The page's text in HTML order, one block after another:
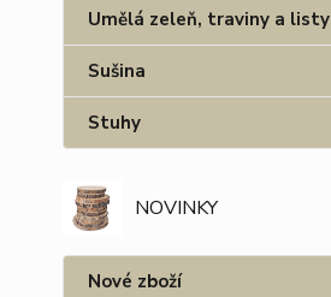
Umělá zeleň, traviny a listy
Sušina
Stuhy
NOVINKY
Nové zboží